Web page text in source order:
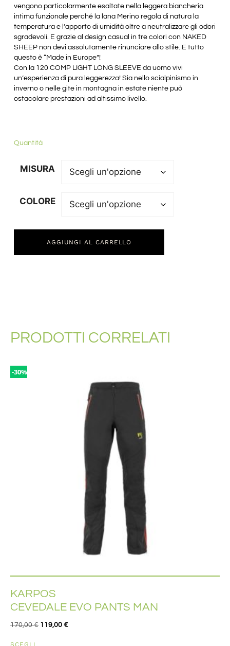
vengono particolarmente esaltate nella leggera biancheria
intima funzionale perché la lana Merino regola di natura la
temperatura e l’apporto di umidità oltre a neutralizzare gli odori
sgradevoli. E grazie al design casual in tre colori con NAKED
SHEEP non devi assolutamente rinunciare allo stile. E tutto
questo è “Made in Europe”!
Con la 120 COMP LIGHT LONG SLEEVE da uomo vivi
un’esperienza di pura leggerezza! Sia nello scialpinismo in
inverno o nelle gite in montagna in estate niente può
ostacolare prestazioni ad altissimo livello.
Quantità
MISURA
COLORE
AGGIUNGI AL CARRELLO
PRODOTTI CORRELATI
-30%
KARPOS
CEVEDALE EVO PANTS MAN
170,00€ 119,00 €